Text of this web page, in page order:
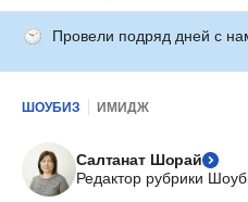
Провели подряд дней с
ШОУБИЗ ИМИДЖ
Салтанат Шорай
Редактор рубрики